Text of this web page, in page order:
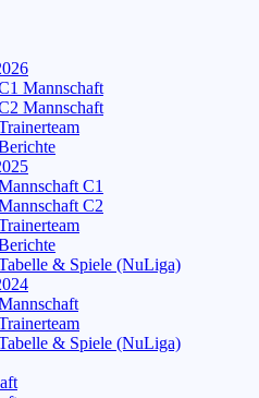
Mannschaft
Mannschaft
C1
C2
& Spiele (NuLiga)
& Spiele (NuLiga)